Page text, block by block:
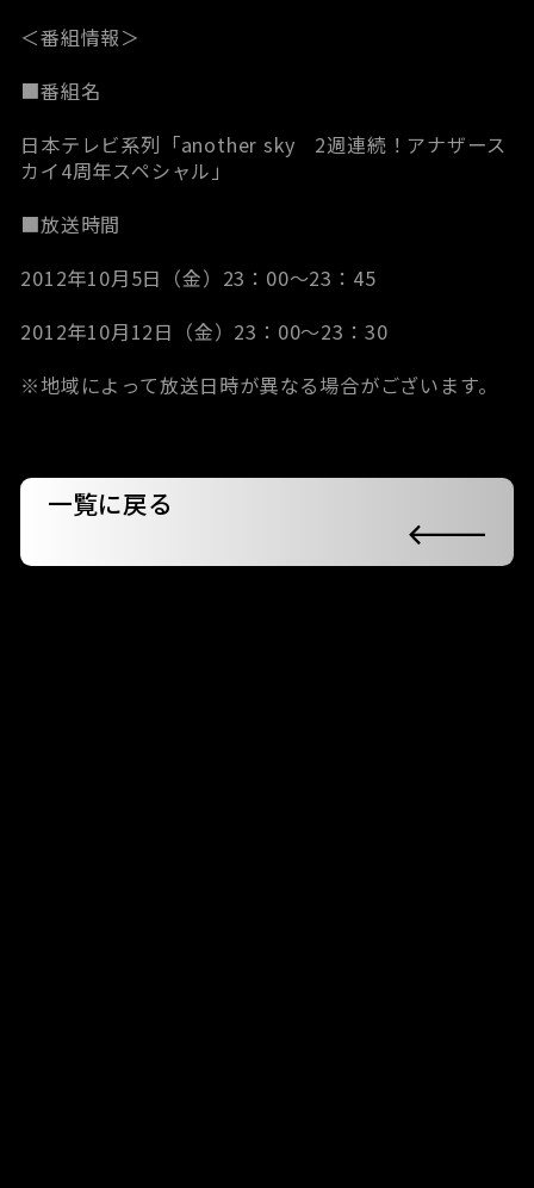
＜番組情報＞
■番組名
日本テレビ系列「another sky 2週連続！アナザース
カイ4周年スペシャル」
■放送時間
2012年10月5日（金）23：00～23：45
2012年10月12日（金）23：00～23：30
※地域によって放送日時が異なる場合がございます。
一覧に戻る